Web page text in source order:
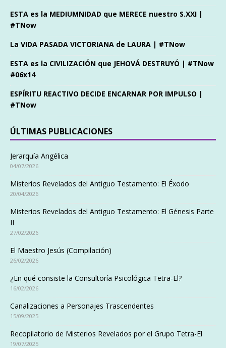
ESTA es la MEDIUMNIDAD que MERECE nuestro S.XXI |
#TNow
La VIDA PASADA VICTORIANA de LAURA | #TNow
ESTA es la CIVILIZACIÓN que JEHOVÁ DESTRUYÓ | #TNow
#06x14
ESPÍRITU REACTIVO DECIDE ENCARNAR POR IMPULSO |
#TNow
ÚLTIMAS PUBLICACIONES
Jerarquía Angélica
04/07/2026
Misterios Revelados del Antiguo Testamento: El Éxodo
20/04/2026
Misterios Revelados del Antiguo Testamento: El Génesis Parte
II
27/02/2026
El Maestro Jesús (Compilación)
26/02/2026
¿En qué consiste la Consultoría Psicológica Tetra-El?
16/02/2026
Canalizaciones a Personajes Trascendentes
15/09/2025
Recopilatorio de Misterios Revelados por el Grupo Tetra-El
19/07/2025